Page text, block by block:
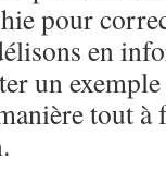
pour
en
un
tout